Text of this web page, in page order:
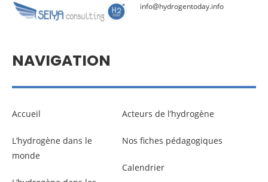
info@hydrogentoday.info
NAVIGATION
Accueil
L’hydrogène dans le
monde
Acteurs de l’hydrogène
Nos fiches pédagogiques
Calendrier